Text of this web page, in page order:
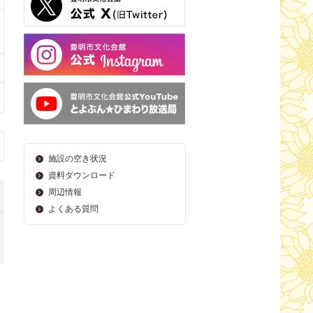
施設の空き状況
資料ダウンロード
周辺情報
よくある質問